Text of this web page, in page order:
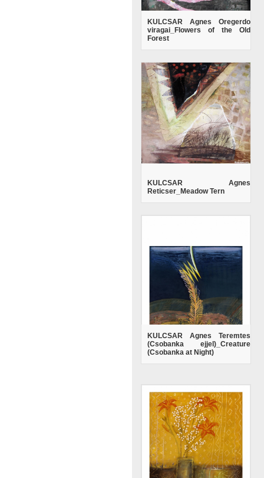
KULCSAR Agnes Oregerdo
viragai_Flowers of the Old
Forest
KULCSAR Agnes
Reticser_Meadow Tern
KULCSAR Agnes Teremtes
(Csobanka ejjel)_Creature
(Csobanka at Night)